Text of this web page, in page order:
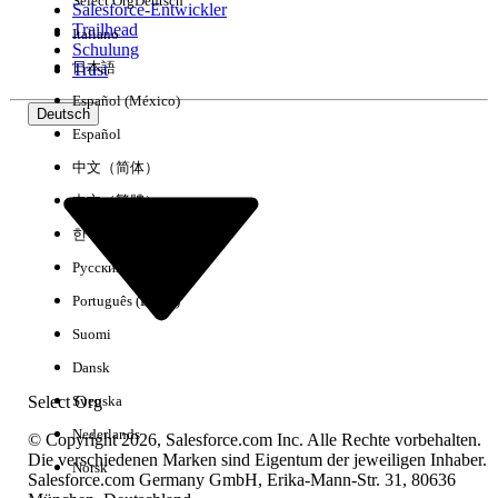
Erfahrung
Keine Ergebnisse
Salesforce-Entwickler
Trailhead
Schulung
Trust
Deutsch
Select Org
Italiano
日本語
Español (México)
Español
中文（简体）
中文（繁體）
한국어
Русский
Português (Brasil)
Suomi
Dansk
Svenska
Nederlands
Norsk
© Copyright 2026, Salesforce.com Inc. Alle Rechte vorbehalten.
Die verschiedenen Marken sind Eigentum der jeweiligen Inhaber.
Salesforce.com Germany GmbH, Erika-Mann-Str. 31, 80636